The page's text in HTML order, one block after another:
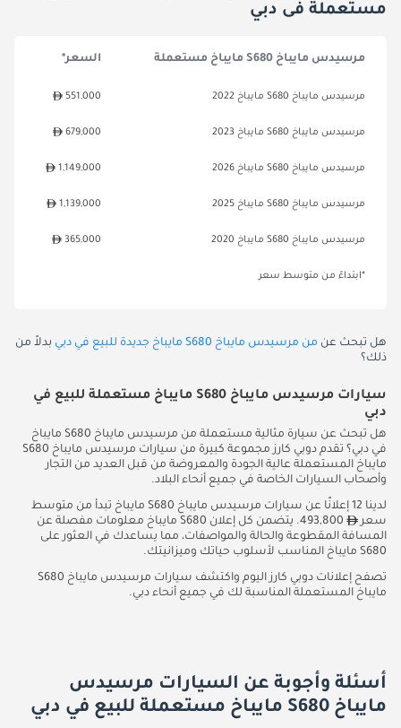
مستعملة فى دبي
مرسيدس مايباخ S680 مايباخ مستعملة السعر*
مرسيدس مايباخ S680 مايباخ 2022 551,000
مرسيدس مايباخ S680 مايباخ 2023 679,000
مرسيدس مايباخ S680 مايباخ 2026 1,149,000
مرسيدس مايباخ S680 مايباخ 2025 1,139,000
مرسيدس مايباخ S680 مايباخ 2020 365,000
*ابتداءً من متوسط سعر
هل تبحث عن من مرسيدس مايباخ S680 مايباخ جديدة للبيع في دبي
بدلاً من
ذلك؟
سيارات مرسيدس مايباخ S680 مايباخ مستعملة للبيع في
دبي
هل تبحث عن سيارة مثالية مستعملة من مرسيدس مايباخ S680 مايباخ
في دبي؟ تقدم دوبي كارز مجموعة كبيرة من سيارات مرسيدس مايباخ S680
مايباخ المستعملة عالية الجودة والمعروضة من قبل العديد من التجار
وأصحاب السيارات الخاصة في جميع أنحاء البلاد.
لدينا 12 إعلانًا عن سيارات مرسيدس مايباخ S680 مايباخ تبدأ من متوسط
سعر
493,800. يتضمن كل إعلان S680 مايباخ معلومات مفصلة عن
المسافة المقطوعة والحالة والمواصفات، مما يساعدك في العثور على
S680 مايباخ المناسب لأسلوب حياتك وميزانيتك.
تصفح إعلانات دوبي كارز اليوم واكتشف سيارات مرسيدس مايباخ S680
مايباخ المستعملة المناسبة لك في جميع أنحاء دبي.
أسئلة وأجوبة عن السيارات مرسيدس
مايباخ S680 مايباخ مستعملة للبيع في دبي